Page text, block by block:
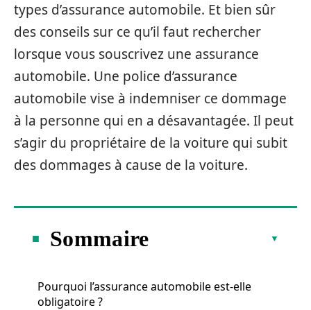
types d’assurance automobile. Et bien sûr
des conseils sur ce qu’il faut rechercher
lorsque vous souscrivez une assurance
automobile. Une police d’assurance
automobile vise à indemniser ce dommage
à la personne qui en a désavantagée. Il peut
s’agir du propriétaire de la voiture qui subit
des dommages à cause de la voiture.
Sommaire
Pourquoi l’assurance automobile est-elle
obligatoire ?